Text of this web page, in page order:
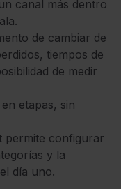
canal más dentro
de cambiar de
tiempos de
de medir
etapas, sin
permite configurar
y la
día uno.